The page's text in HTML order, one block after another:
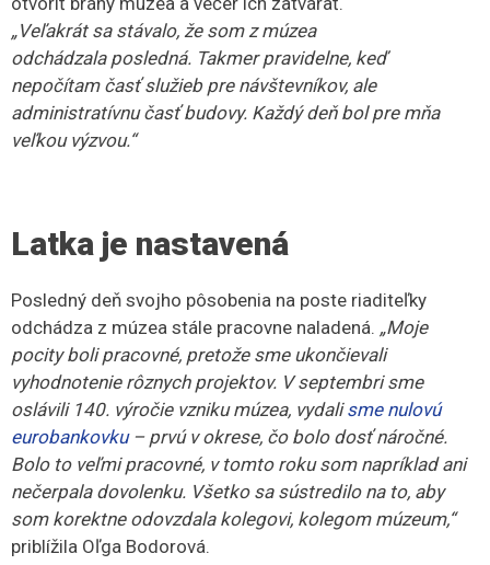
„Veľakrát sa stávalo, že som z múzea
odchádzala posledná. Takmer pravidelne, keď
nepočítam časť služieb pre návštevníkov, ale
administratívnu časť budovy. Každý deň bol pre mňa
veľkou výzvou.“
Latka je nastavená
Posledný deň svojho pôsobenia na poste riaditeľky
odchádza z múzea stále pracovne naladená. „Moje
pocity boli pracovné, pretože sme ukončievali
vyhodnotenie rôznych projektov. V septembri sme
oslávili 140. výročie vzniku múzea, vydalisme nulovú
eurobankovku– prvú v okrese, čo bolo dosť náročné.
Bolo to veľmi pracovné, v tomto roku som napríklad ani
nečerpala dovolenku. Všetko sa sústredilo na to, aby
som korektne odovzdala kolegovi, kolegom múzeum,“
priblížila Oľga Bodorová.